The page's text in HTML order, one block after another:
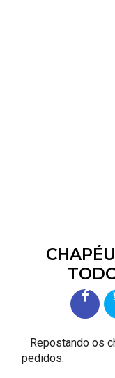
Repostando os
pedidos: